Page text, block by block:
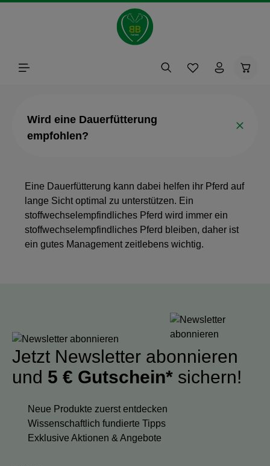
Wird eine Dauerfütterung
empfohlen?
Eine Dauerfütterung kann dabei helfen ihr Pferd auf
lange Sicht optimal zu unterstützen. Ein
stoffwechselempfindliches Pferd wird immer ein
stoffwechselempfindliches Pferd bleiben, daher ist
ein gutes Management zeitlebens wichtig.
Jetzt Newsletter abonnieren
und 5 € Gutschein* sichern!
Neue Produkte zuerst entdecken
Wissenschaftlich fundierte Tipps
Exklusive Aktionen & Angebote